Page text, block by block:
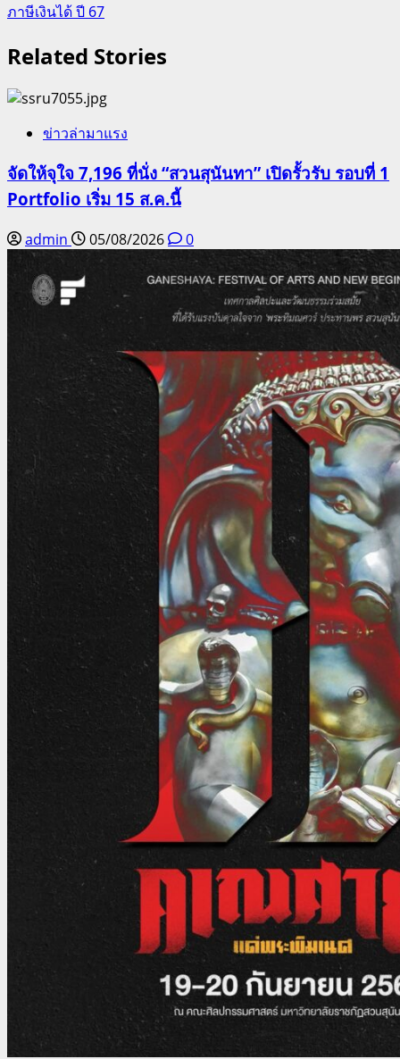
ภาษีเงินได้ ปี 67
Related Stories
ข่าวล่ามาแรง
จัดให้จุใจ 7,196 ที่นั่ง “สวนสุนันทา” เปิดรั้วรับ รอบที่ 1
Portfolio เริ่ม 15 ส.ค.นี้
admin 05/08/2026 0